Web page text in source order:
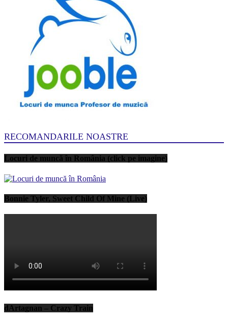
RECOMANDARILE NOASTRE
Locuri de muncă în România (click pe imagine)
Bonnie Tyler, Sweet Child Of Mine (Live)
dArtagnan – Crazy Train